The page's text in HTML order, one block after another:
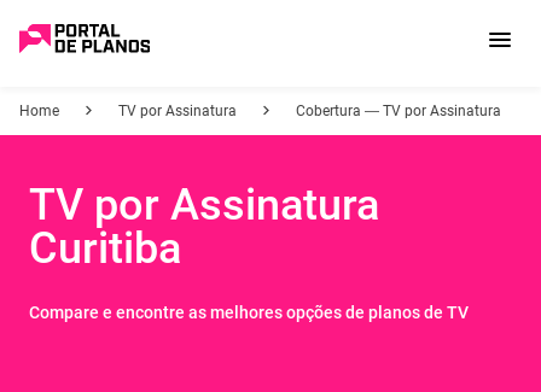
Home TV por Assinatura Cobertura — TV por Assinatura
TV por Assinatura
Curitiba
Compare e encontre as melhores opções de planos de TV